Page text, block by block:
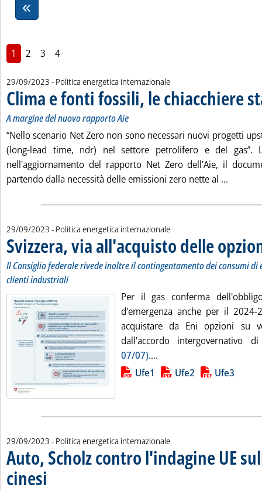
1 2 3 4
29/09/2023 - Politica energetica internazionale
Clima e fonti fossili, le chiacchiere
A margine del nuovo rapporto Aie
“Nello scenario Net Zero non sono necessari nuovi progetti
(long-lead time, ndr) nel settore petrolifero e del gas”.
nell'aggiornamento del rapporto Net Zero dell'Aie, il
partendo dalla necessità delle emissioni zero nette al ...
29/09/2023 - Politica energetica internazionale
Svizzera, via all'acquisto delle
Il Consiglio federale rivede inoltre il contingentamento dei consumi
clienti industriali
Per il gas conferma
d'emergenza anche per il
acquistare da Eni opzioni su
dall'accordo intergovernativo
07/07)....
Lista allegati PDF alla notizia
Ufe1 Ufe2 Ufe3
29/09/2023 - Politica energetica internazionale
Auto, Scholz contro l'indagine UE
cinesi . Sottotitolo: “Sono a favore della competizione globale”
. Pubblicata venerdì 29 settembre 2023 alle 11.37.